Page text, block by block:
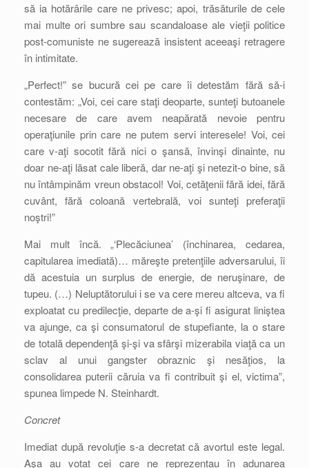
să ia hotărârile care ne privesc; apoi, trăsăturile de cele
mai multe ori sumbre sau scandaloase ale vieţii politice
post-comuniste ne sugerează insistent aceeaşi retragere
în intimitate.
„Perfect!” se bucură cei pe care îi detestăm fără să-i
contestăm: „Voi, cei care staţi deoparte, sunteţi butoanele
necesare de care avem neapărată nevoie pentru
operaţiunile prin care ne putem servi interesele! Voi, cei
care v-aţi socotit fără nici o şansă, învinşi dinainte, nu
doar ne-aţi lăsat cale liberă, dar ne-aţi şi netezit-o bine, să
nu întâmpinăm vreun obstacol! Voi, cetăţenii fără idei, fără
cuvânt, fără coloană vertebrală, voi sunteţi preferaţii
noştri!”
Mai mult încă. „‘Plecăciunea’ (închinarea, cedarea,
capitularea imediată)… măreşte pretenţiile adversarului, îi
dă acestuia un surplus de energie, de neruşinare, de
tupeu. (…) Neluptătorului i se va cere mereu altceva, va fi
exploatat cu predilecţie, departe de a-şi fi asigurat liniştea
va ajunge, ca şi consumatorul de stupefiante, la o stare
de totală dependenţă şi-şi va sfârşi mizerabila viaţă ca un
sclav al unui gangster obraznic şi nesăţios, la
consolidarea puterii căruia va fi contribuit şi el, victima”,
spunea limpede N. Steinhardt.
Concret
Imediat după revoluţie s-a decretat că avortul este legal.
Aşa au votat cei care ne reprezentau în adunarea